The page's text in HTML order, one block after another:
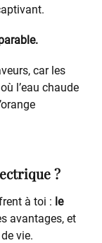
car les
l’eau chaude
?
à toi : le
avantages, et
vie.